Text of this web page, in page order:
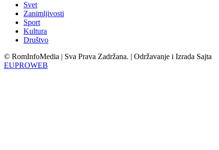
Svet
Zanimljivosti
Sport
Kultura
Društvo
© RomInfoMedia | Sva Prava Zadržana. | Održavanje i Izrada Sajta
EUPROWEB